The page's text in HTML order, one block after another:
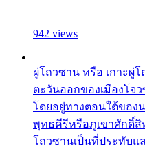
942 views
ผู่โถวซาน หรือ เกาะผู่โ
ตะวันออกของเมืองโจ
โดยอยู่ทางตอนใต้ของ
พุทธคีรีหรือภูเขาศักดิ์
โถวซานเป็นที่ประทับแ